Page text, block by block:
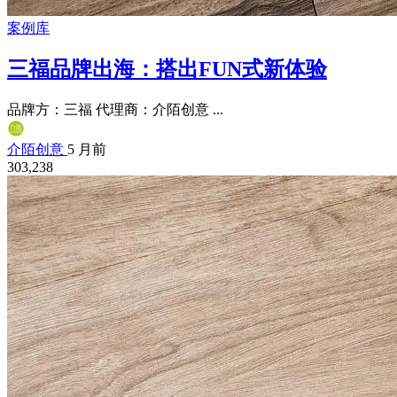
案例库
三福品牌出海：搭出FUN式新体验
品牌方：三福 代理商：介陌创意 ...
介陌创意 5 月前
303,238